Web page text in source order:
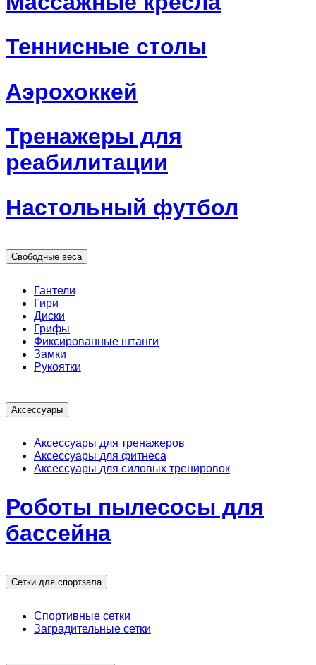
Теннисные столы
Аэрохоккей
Тренажеры для
реабилитации
Настольный футбол
Свободные веса
Гантели
Гири
Диски
Грифы
Фиксированные штанги
Замки
Рукоятки
Аксессуары
Аксессуары для тренажеров
Аксессуары для фитнеса
Аксессуары для силовых тренировок
Роботы пылесосы для
бассейна
Сетки для спортзала
Спортивные сетки
Заградительные сетки